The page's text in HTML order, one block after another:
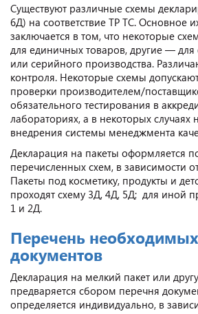
Существуют различные схемы
6Д) на соответствие ТР ТС. Основное
заключается в том, что некоторые
для единичных товаров, другие — для
или серийного производства.
контроля. Некоторые схемы
проверки производителем/
обязательного тестирования в
лабораториях, а в некоторых случаях
внедрения системы менеджмента
Декларация на пакеты оформляется
перечисленных схем, в зависимости
Пакеты под косметику, продукты и
проходят схему 3Д, 4Д, 5Д; для иной
1 и 2Д.
Перечень необходимых
документов
Декларация на мелкий пакет или
предваряется сбором перечня
определяется индивидуально, в